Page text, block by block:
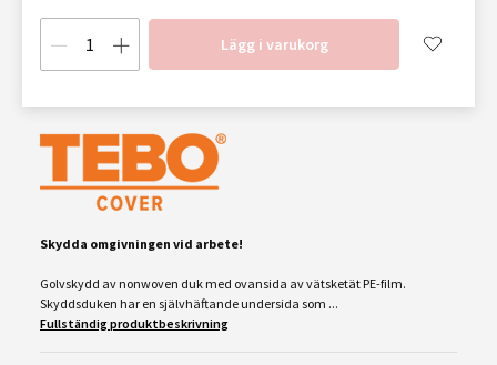
Lägg i varukorg
Skydda omgivningen vid arbete!
Golvskydd av nonwoven duk med ovansida av vätsketät PE-film.
Skyddsduken har en självhäftande undersida som ...
Fullständig produktbeskrivning